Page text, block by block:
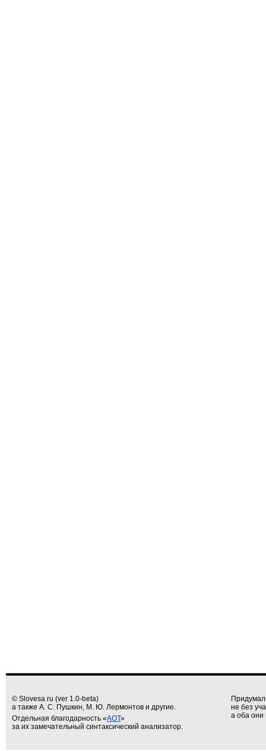
© Slovesa.ru (ver 1.0-beta)
а также А. С. Пушкин, М. Ю. Лермонтов и другие.
Отдельная благодарность «АОТ»
за их замечательный синтаксический анализатор.
не без
а оба они